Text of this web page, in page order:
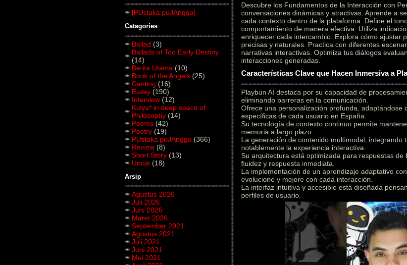
[PUstaka puJAngga]
Catagories
Ballad (3)
Ballads of Too Early Destiny
(14)
Berita Utama (10)
Book of the Angels (25)
Canting (16)
Essay (190)
Interview (12)
Kulya* in deep space of
Philosophy (14)
Poems (42)
Poetry (19)
PUstaka puJAngga (366)
Review (8)
Short Story (13)
Uncat (18)
Arsip
Agustus 2026
Juli 2026
Juni 2026
Maret 2026
September 2021
Agustus 2021
Juli 2021
Juni 2021
Mei 2021
Descubre los Fundamentos de la Interacción con
conversaciones dinámicas y atractivas. Aprende a
cada contexto dentro de la plataforma. Define el
comportamiento de manera efectiva. Utiliza
enriquecer cada intercambio. Explora cómo ajustar
precisas y naturales. Practica con diferentes
narrativas interactivas. Optimiza tus diálogos
interacciones generadas.
Características Clave que Hacen Inmersiva a
Playbun AI destaca por su capacidad de
eliminando barreras en la comunicación.
Ofrece una personalización profunda, adaptándose
específicas de cada usuario en España.
Su tecnología de contexto continuo permite
memoria a largo plazo.
La generación de contenido multimodal, integrando
notablemente la experiencia interactiva.
Su arquitectura está optimizada para respuestas
fluidez y respuesta inmediata.
La implementación de un aprendizaje adaptativo
evolucione y mejore con cada interacción.
La interfaz intuitiva y accesible está diseñada
perfiles de usuario.